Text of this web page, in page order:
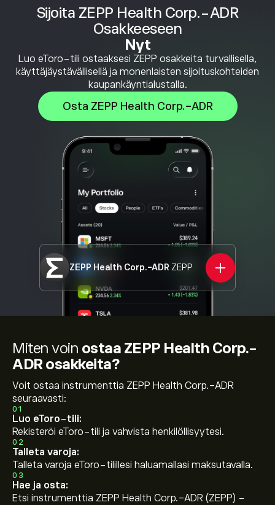
Sijoita ZEPP Health Corp.-ADR
Osakkeeseen
Nyt
Luo eToro-tili ostaaksesi ZEPP osakkeita turvallisella,
käyttäjäystävällisellä ja monenlaisten sijoituskohteiden
kaupankäyntialustalla.
Osta ZEPP Health Corp.-ADR
ZEPP Health Corp.-ADR ZEPP
Miten voin ostaa ZEPP Health Corp.-
ADR osakkeita?
Voit ostaa instrumenttia ZEPP Health Corp.-ADR
seuraavasti:
01
Luo eToro-tili:
Rekisteröi eToro-tili ja vahvista henkilöllisyytesi.
02
Talleta varoja:
Talleta varoja eToro-tilillesi haluamallasi maksutavalla.
03
Hae ja osta:
Etsi instrumenttia ZEPP Health Corp.-ADR (ZEPP) -